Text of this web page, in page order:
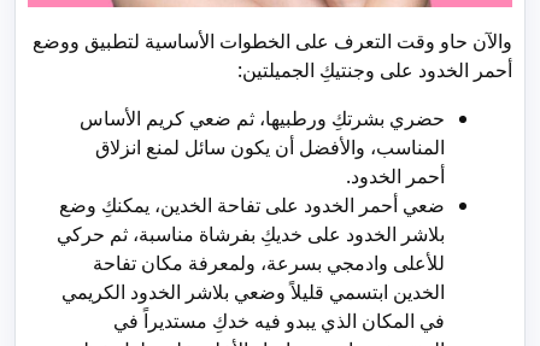
والآن حاو وقت التعرف على الخطوات الأساسية لتطبيق ووضع
أحمر الخدود على وجنتيكِ الجميلتين:
حضري بشرتكِ ورطبيها، ثم ضعي كريم الأساس
المناسب، والأفضل أن يكون سائل لمنع انزلاق
أحمر الخدود.
ضعي أحمر الخدود على تفاحة الخدين، يمكنكِ وضع
بلاشر الخدود على خديكِ بفرشاة مناسبة، ثم حركي
للأعلى وادمجي بسرعة، ولمعرفة مكان تفاحة
الخدين ابتسمي قليلاً وضعي بلاشر الخدود الكريمي
في المكان الذي يبدو فيه خدكِ مستديراً في